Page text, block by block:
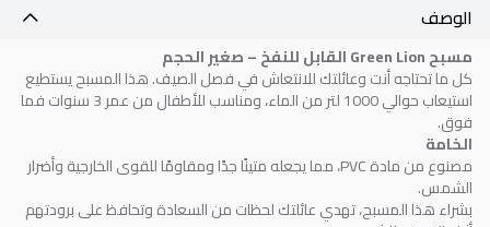
الوصف
مسبح Green Lion القابل للنفخ – صغير الحجم
كل ما تحتاجه أنت وعائلتك للانتعاش في فصل الصيف. هذا المسبح يستطيع
استيعاب حوالي 1000 لتر من الماء، ومناسب للأطفال من عمر 3 سنوات فما
فوق.
الخامة
مصنوع من مادة PVC، مما يجعله متينًا جدًا ومقاومًا للقوى الخارجية وأضرار
الشمس.
بشراء هذا المسبح، تهدي عائلتك لحظات من السعادة وتحافظ على برودتهم